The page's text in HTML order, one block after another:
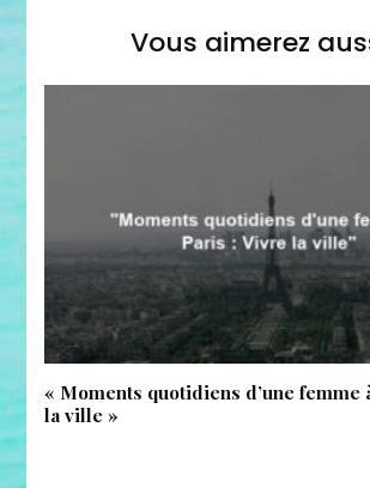
Vous aimerez
« Moments quotidiens d’une femme
la ville »